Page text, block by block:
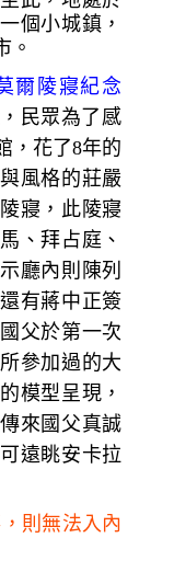
個小城鎮，
。
爾陵寢紀念
民眾為了感
，花了8年的
風格的莊嚴
寢，此陵寢
、拜占庭、
廳內則陳列
有蔣中正簽
父於第一次
參加過的大
模型呈現，
來國父真誠
遠眺安卡拉
則無法入內